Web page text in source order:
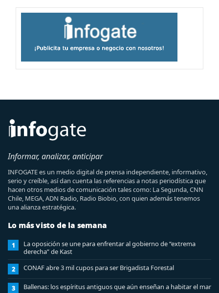
Informar, analizar, anticipar
INFOGATE es un medio digital de prensa independiente, informativo,
serio y creíble, así dan cuenta las referencias a notas periodística que
hacen otros medios de comunicación tales como: La Segunda, CNN
Chile, MEGA, ADN Radio, Radio Biobio, con quien además tenemos
una alianza estratégica.
Lo más visto de la semana
1
La oposición se une para enfrentar al gobierno de “extrema
derecha” de Kast
2 CONAF abre 3 mil cupos para ser Brigadista Forestal
3 Ballenas: los espíritus antiguos que aún enseñan a habitar el mar